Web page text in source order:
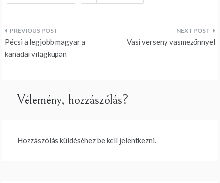
Bejegyzés
navigáció
Pécsi a legjobb magyar a
kanadai világkupán
Vasi verseny vasmezőnnyel
Vélemény, hozzászólás?
Hozzászólás küldéséhezbe kell jelentkezni.